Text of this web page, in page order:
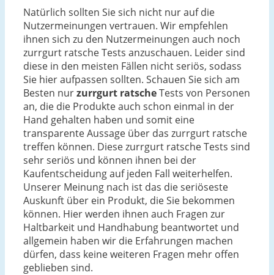
Natürlich sollten Sie sich nicht nur auf die
Nutzermeinungen vertrauen. Wir empfehlen
ihnen sich zu den Nutzermeinungen auch noch
zurrgurt ratsche Tests anzuschauen. Leider sind
diese in den meisten Fällen nicht seriös, sodass
Sie hier aufpassen sollten. Schauen Sie sich am
Besten nurzurrgurt ratscheTests von Personen
an, die die Produkte auch schon einmal in der
Hand gehalten haben und somit eine
transparente Aussage über das zurrgurt ratsche
treffen können. Diese zurrgurt ratsche Tests sind
sehr seriös und können ihnen bei der
Kaufentscheidung auf jeden Fall weiterhelfen.
Unserer Meinung nach ist das die seriöseste
Auskunft über ein Produkt, die Sie bekommen
können. Hier werden ihnen auch Fragen zur
Haltbarkeit und Handhabung beantwortet und
allgemein haben wir die Erfahrungen machen
dürfen, dass keine weiteren Fragen mehr offen
geblieben sind.